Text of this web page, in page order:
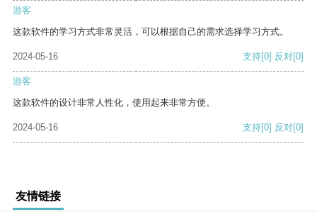
游客
这款软件的学习方式非常灵活，可以根据自己的需求选择学习方式。
2024-05-16 支持[0] 反对[0]
游客
这款软件的设计非常人性化，使用起来非常方便。
2024-05-16 支持[0] 反对[0]
友情链接